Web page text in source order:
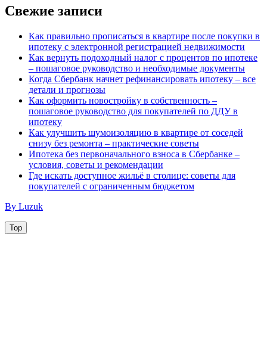
Свежие записи
Как правильно прописаться в квартире после покупки в
ипотеку с электронной регистрацией недвижимости
Как вернуть подоходный налог с процентов по ипотеке
– пошаговое руководство и необходимые документы
Когда Сбербанк начнет рефинансировать ипотеку – все
детали и прогнозы
Как оформить новостройку в собственность –
пошаговое руководство для покупателей по ДДУ в
ипотеку
Как улучшить шумоизоляцию в квартире от соседей
снизу без ремонта – практические советы
Ипотека без первоначального взноса в Сбербанке –
условия, советы и рекомендации
Где искать доступное жильё в столице: советы для
покупателей с ограниченным бюджетом
By Luzuk
Top